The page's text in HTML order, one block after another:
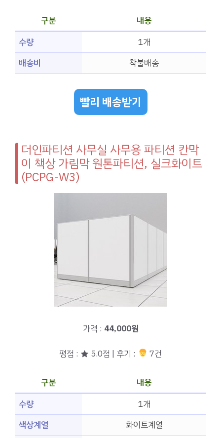
구분
내용
수량
1개
배송비
착불배송
빨리 배송받기
더인파티션 사무실 사무용 파티션 칸막
이 책상 가림막 원톤파티션, 실크화이트
(PCPG-W3)
가격 : 44,000원
평점 : ★ 5.0점 | 후기 : 7건
구분
내용
수량
1개
색상계열
화이트계열